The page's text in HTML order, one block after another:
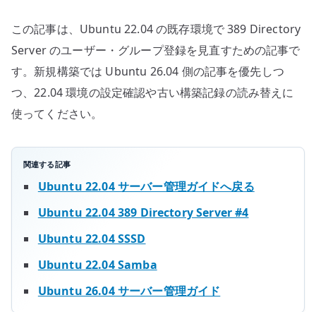
この記事は、Ubuntu 22.04 の既存環境で 389 Directory
Server のユーザー・グループ登録を見直すための記事で
す。新規構築では Ubuntu 26.04 側の記事を優先しつ
つ、22.04 環境の設定確認や古い構築記録の読み替えに
使ってください。
関連する記事
Ubuntu 22.04 サーバー管理ガイドへ戻る
Ubuntu 22.04 389 Directory Server #4
Ubuntu 22.04 SSSD
Ubuntu 22.04 Samba
Ubuntu 26.04 サーバー管理ガイド